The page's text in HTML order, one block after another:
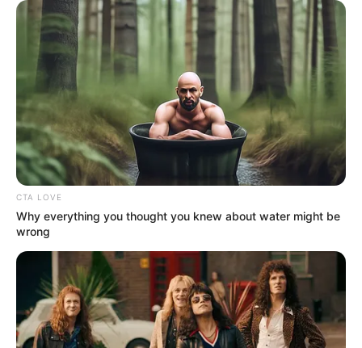
PostedFriss hírek
Most érkezett: Magyar Péter
kirúgta Lázár János két
kulcsemberét
Szerző • May 20, 2026
CTA LOVE
Why everything you thought you knew about water might be
wrong